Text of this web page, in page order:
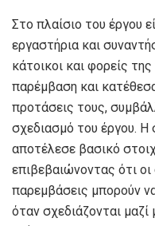
Στο πλαίσιο του έργου
εργαστήρια και
κάτοικοι και φορείς
παρέμβαση και
προτάσεις τους,
σχεδιασμό του έργου. Η
αποτέλεσε βασικό
επιβεβαιώνοντας ότι
παρεμβάσεις μπορούν
όταν σχεδιάζονται μαζί